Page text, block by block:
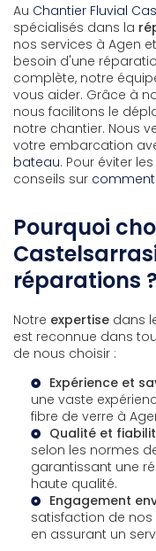
Au Chantier Fluvial
spécialisés dans la
nos services à Agen
besoin d'une
complète, notre
vous aider. Grâce à
nous facilitons le
notre chantier. Nous
votre embarcation
bateau. Pour éviter
conseils sur
Pourquoi
réparations ?
Notre expertise dans
est reconnue dans
de nous choisir :
Expérience et
une vaste
fibre de verre à
Qualité et
selon les normes
garantissant une
haute qualité.
Engagement
satisfaction de
en assurant un